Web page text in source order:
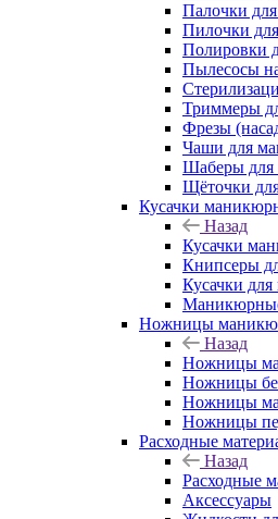
Палочки
Пилочки
Полировки
Пылесосы
Триммеры
Фрезы
Чаши для
Шаберы для
Щёточки
Кусачки
Назад
Кусачки
Книпсеры
Кусачки
Ножницы
Назад
Ножницы
Ножницы
Ножницы
Ножницы
Расходные
Назад
Расходные
Аксессуары